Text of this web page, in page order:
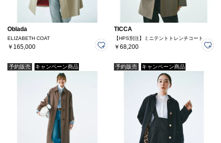
Oblada
ELIZABETH COAT
￥165,000
TICCA
【HPS別注】ミニテントトレンチコート
￥68,200
予約販売 キャンペーン商品 予約販売 キャンペーン商品